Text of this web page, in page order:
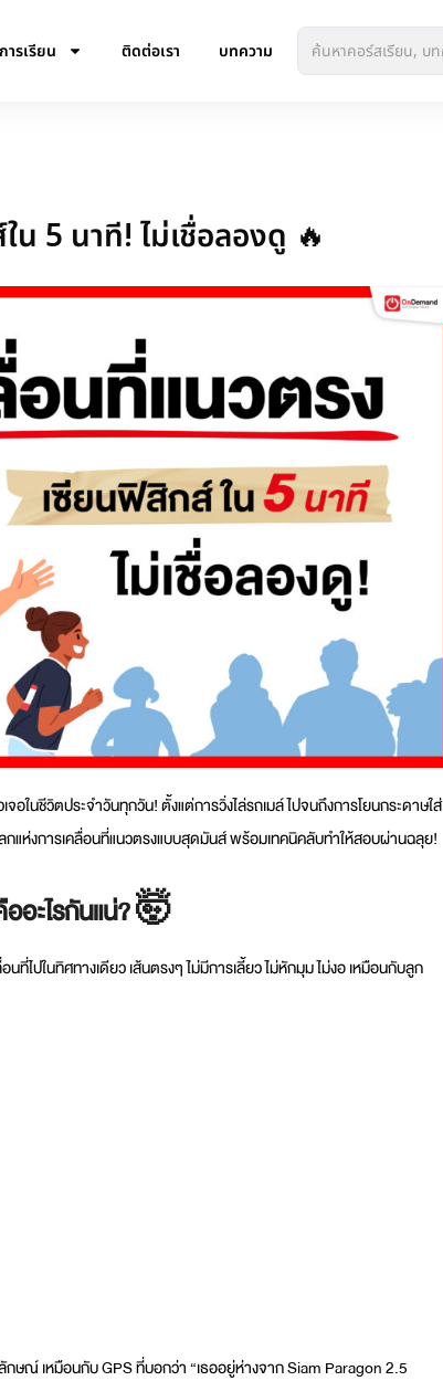
ารเรียน ติดต่อเรา บทความ
5 นาที! ไม่เชื่อลองดู 🔥
อในชีวิตประจำวันทุกวัน! ตั้งแต่การวิ่งไล่รถเมล์ ไปจนถึงการโยนกระดาษใส่
กแห่งการเคลื่อนที่แนวตรงแบบสุดมันส์ พร้อมเทคนิคลับทำให้สอบผ่านฉลุย!
อะไรกันแน่? 🤯
ที่ไปในทิศทางเดียว เส้นตรงๆ ไม่มีการเลี้ยว ไม่หักมุม ไม่งอ เหมือนกับลูก
ษณ์ เหมือนกับ GPS ที่บอกว่า “เธออยู่ห่างจาก Siam Paragon 2.5